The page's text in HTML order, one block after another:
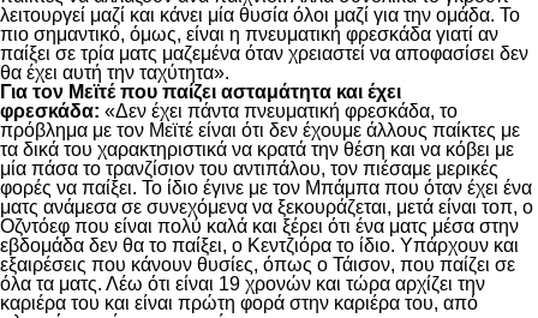
λειτουργεί μαζί και κάνει μία θυσία όλοι μαζί για την ομάδα. Το
πιο σημαντικό, όμως, είναι η πνευματική φρεσκάδα γιατί αν
παίξει σε τρία ματς μαζεμένα όταν χρειαστεί να αποφασίσει δεν
θα έχει αυτή την ταχύτητα».
Για τον Μεϊτέ που παίζει ασταμάτητα και έχει
φρεσκάδα: «Δεν έχει πάντα πνευματική φρεσκάδα, το
πρόβλημα με τον Μεϊτέ είναι ότι δεν έχουμε άλλους παίκτες με
τα δικά του χαρακτηριστικά να κρατά την θέση και να κόβει με
μία πάσα το τρανζίσιον του αντιπάλου, τον πιέσαμε μερικές
φορές να παίξει. Το ίδιο έγινε με τον Μπάμπα που όταν έχει ένα
ματς ανάμεσα σε συνεχόμενα να ξεκουράζεται, μετά είναι τοπ, ο
Οζντόεφ που είναι πολύ καλά και ξέρει ότι ένα ματς μέσα στην
εβδομάδα δεν θα το παίξει, ο Κεντζιόρα το ίδιο. Υπάρχουν και
εξαιρέσεις που κάνουν θυσίες, όπως ο Τάισον, που παίζει σε
όλα τα ματς. Λέω ότι είναι 19 χρονών και τώρα αρχίζει την
καριέρα του και είναι πρώτη φορά στην καριέρα του, από